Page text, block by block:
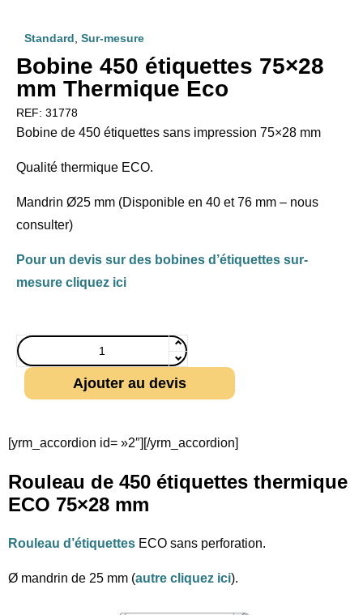
Standard Sur-mesure
Bobine 450 étiquettes 75×28
mm Thermique Eco
REF: 31778
Bobine de 450 étiquettes sans impression 75×28 mm
Qualité thermique ECO.
Mandrin Ø25 mm (Disponible en 40 et 76 mm – nous
consulter)
Pour un devis sur des bobines d’étiquettes sur-
mesure cliquez ici
Ajouter au devis
[yrm_accordion id= »2″][/yrm_accordion]
Rouleau de 450 étiquettes thermique
ECO 75×28 mm
Rouleau d’étiquettes ECO sans perforation.
Ø mandrin de 25 mm (autre cliquez ici).